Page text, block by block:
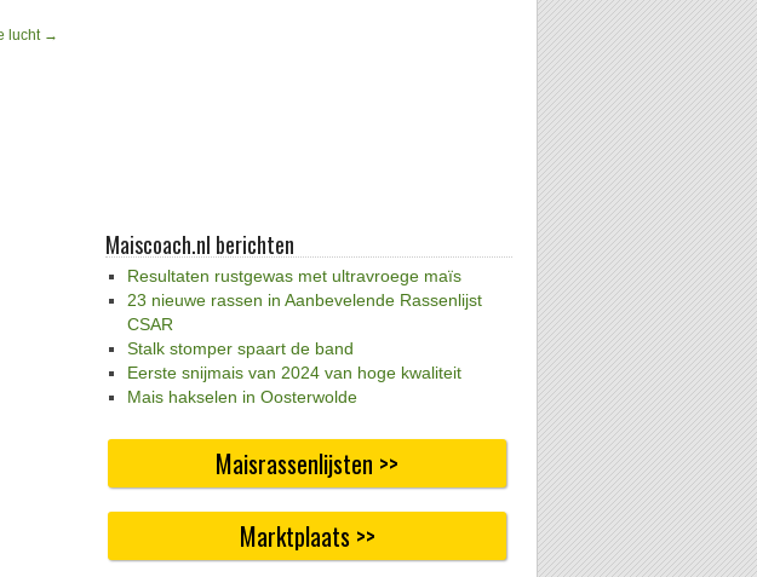
lucht →
Maiscoach.nl berichten
Resultaten rustgewas met ultravroege maïs
23 nieuwe rassen in Aanbevelende Rassenlijst
CSAR
Stalk stomper spaart de band
Eerste snijmais van 2024 van hoge kwaliteit
Mais hakselen in Oosterwolde
Maisrassenlijsten >>
Marktplaats >>